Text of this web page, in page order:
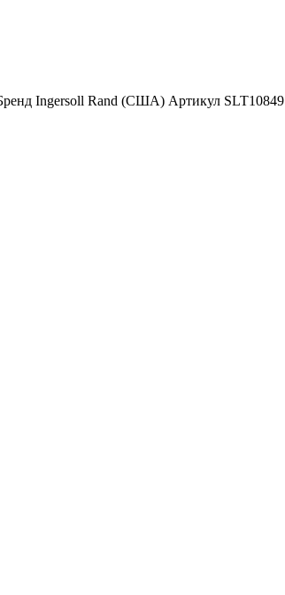
Ingersoll Rand (США) Артикул SLT10849